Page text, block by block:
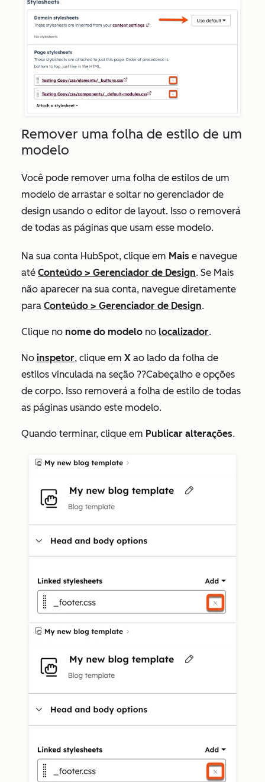
Remover uma folha de estilo de um
modelo
Você pode remover uma folha de estilos de um
modelo de arrastar e soltar no gerenciador de
design usando o editor de layout. Isso o removerá
de todas as páginas que usam esse modelo.
Na sua conta HubSpot, clique em Mais e navegue
até Conteúdo > Gerenciador de Design. Se Mais
não aparecer na sua conta, navegue diretamente
para Conteúdo > Gerenciador de Design.
Clique no nome do modelo no localizador.
No inspetor, clique em X ao lado da folha de
estilos vinculada na seção ??Cabeçalho e opções
de corpo. Isso removerá a folha de estilo de todas
as páginas usando este modelo.
Quando terminar, clique em Publicar alterações.